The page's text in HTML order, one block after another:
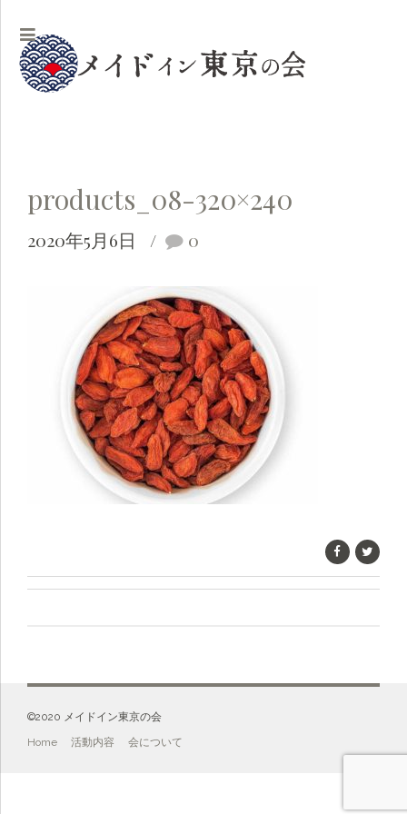
products_08-320×240
2020年5月6日 0
©️2020 メイドイン東京の会
Home 活動内容 会について